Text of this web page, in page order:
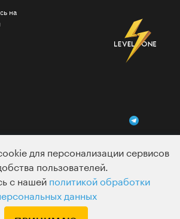
на
СОГЛАШЕНИЕ
для персонализации сервисов
пользователей.
с нашей политикой обработки
данных